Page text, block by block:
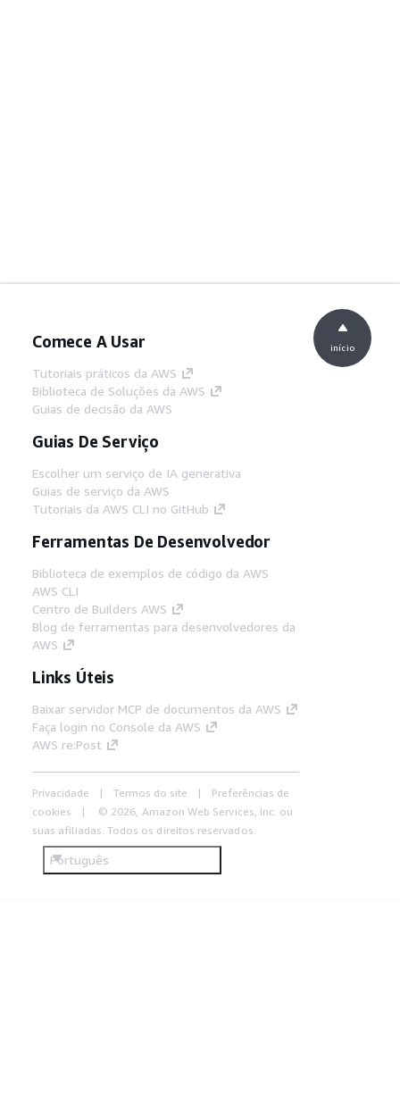
Comece A Usar
Tutoriais práticos da AWS
Biblioteca de Soluções da AWS
Guias de decisão da AWS
Guias De Serviço
Escolher um serviço de IA generativa
Guias de serviço da AWS
Tutoriais da AWS CLI no GitHub
Ferramentas De Desenvolvedor
Biblioteca de exemplos de código da AWS
AWS CLI
Centro de Builders AWS
Blog de ferramentas para desenvolvedores da
AWS
Links Úteis
Baixar servidor MCP de documentos da AWS
Faça login no Console da AWS
AWS re:Post
Privacidade Termos do site
Preferências de
cookies
© 2026, Amazon Web Services, Inc. ou
suas afiliadas. Todos os direitos reservados.
Português
início